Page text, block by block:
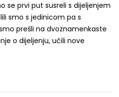
se prvi put susreli s dijeljenjem
smo s jedinicom pa s
prešli na dvoznamenkaste
o dijeljenju, učili nove